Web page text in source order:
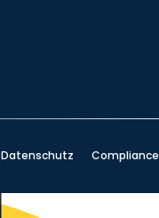
Datenschutz Compliance